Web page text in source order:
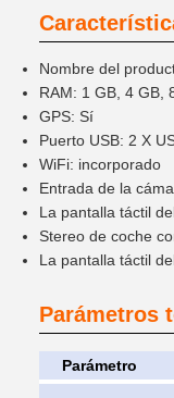
Nombre del
RAM: 1 GB, 4 GB,
GPS: Sí
Puerto USB: 2 X
WiFi: incorporado
Entrada de la
La pantalla táctil
Stereo de coche
La pantalla táctil
Parámetros
Parámetro